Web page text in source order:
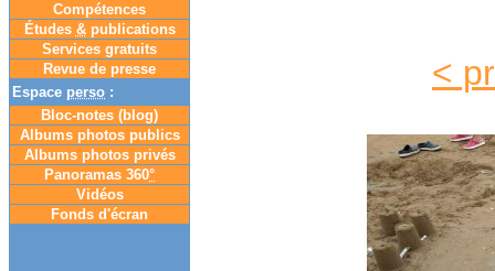
Compétences
Études &publications
Services gratuits
Revue de presse
Espace perso :
Bloc-notes (blog)
Albums photos publics
Albums photos privés
Panoramas 360°
Vidéos
Fonds d'écran
<